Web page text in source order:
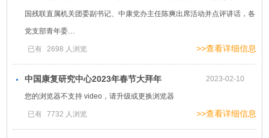
国残联直属机关团委副书记、中康党办主任陈爽出席活动并点评讲话，各
党支部青年委…
>>查看详细信息
已有 2698 人浏览
中国康复研究中心2023年春节大拜年 2023-02-10
您的浏览器不支持 video，请升级或更换浏览器
>>查看详细信息
已有 7732 人浏览